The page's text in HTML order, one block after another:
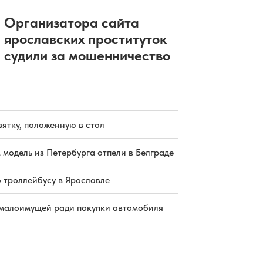
Организатора сайта
ярославских проституток
судили за мошенничество
положенную в стол
из Петербурга отпели в Белграде
троллейбусу в Ярославле
ради покупки автомобиля